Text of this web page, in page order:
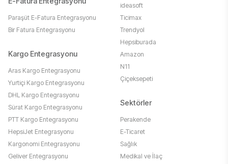
Paraşüt E-Fatura Entegrasyonu
Bir Fatura Entegrasyonu
Kargo Entegrasyonu
Aras Kargo Entegrasyonu
Yurtiçi Kargo Entegrasyonu
DHL Kargo Entegrasyonu
Sürat Kargo Entegrasyonu
PTT Kargo Entegrasyonu
HepsiJet Entegrasyonu
Kargonomi Entegrasyonu
Geliver Entegrasyonu
ideasoft
Ticimax
Trendyol
Hepsiburada
Amazon
N11
Çiçeksepeti
Sektörler
Perakende
E-Ticaret
Sağlık
Medikal ve İlaç